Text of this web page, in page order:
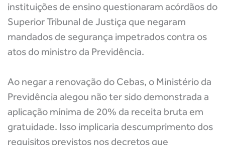
instituições de ensino questionaram acórdãos do
Superior Tribunal de Justiça que negaram
mandados de segurança impetrados contra os
atos do ministro da Previdência.
Ao negar a renovação do Cebas, o Ministério da
Previdência alegou não ter sido demonstrada a
aplicação mínima de 20% da receita bruta em
gratuidade. Isso implicaria descumprimento dos
requisitos previstos nos decretos que